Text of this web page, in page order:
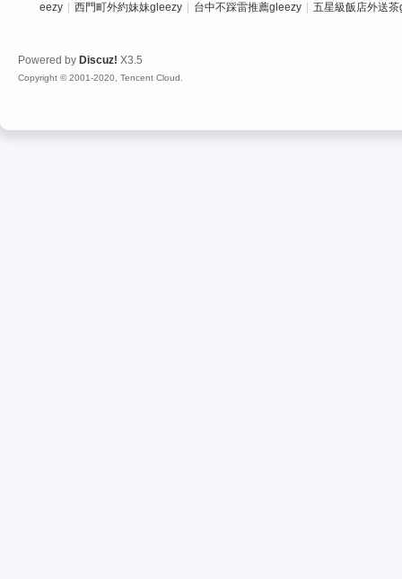
eezy
西門町外約妹妹gleezy 台中不踩雷推薦gleezy 五星級飯店外送
Powered by Discuz! X3.5
Copyright © 2001-2020, Tencent Cloud.